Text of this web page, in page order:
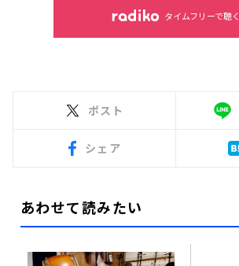
タイムフリーで聴く
ポスト
シェア
あわせて読みたい